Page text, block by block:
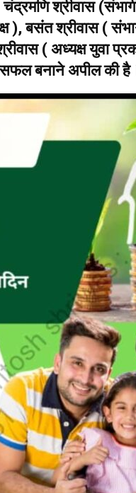
चंद्रमणि श्रीवास
), बसंत श्रीवास (
( अध्यक्ष युवा
सफल बनाने अपील की